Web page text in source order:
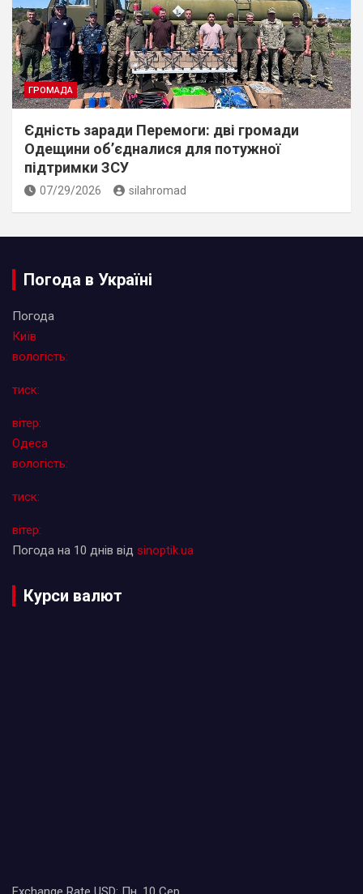
ГРОМАДА
Єдність заради Перемоги: дві громади
Одещини об’єдналися для потужної
підтримки ЗСУ
07/29/2026 silahromad
Погода в Україні
Погода
Київ
вологість:
тиск:
вітер:
Одеса
вологість:
тиск:
вітер:
Погода на 10 днів від sinoptik.ua
Курси валют